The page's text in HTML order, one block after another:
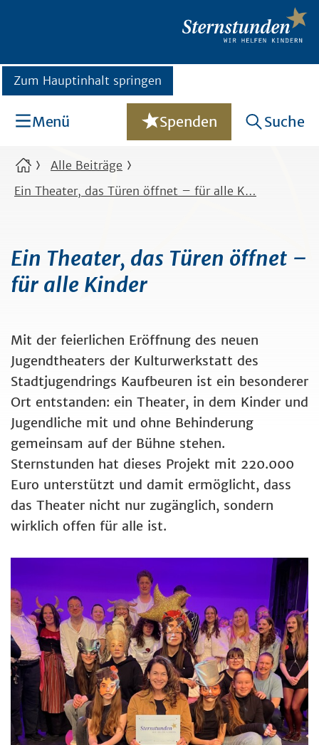
Zum Hauptinhalt springen
Menü Spenden Suche
Alle Beiträge
Ein Theater, das Türen öffnet – für alle K…
Ein Theater, das Türen öffnet –
für alle Kinder
Mit der feierlichen Eröffnung des neuen
Jugendtheaters der Kulturwerkstatt des
Stadtjugendrings Kaufbeuren ist ein besonderer
Ort entstanden: ein Theater, in dem Kinder und
Jugendliche mit und ohne Behinderung
gemeinsam auf der Bühne stehen.
Sternstunden hat dieses Projekt mit 220.000
Euro unterstützt und damit ermöglicht, dass
das Theater nicht nur zugänglich, sondern
wirklich offen für alle ist.